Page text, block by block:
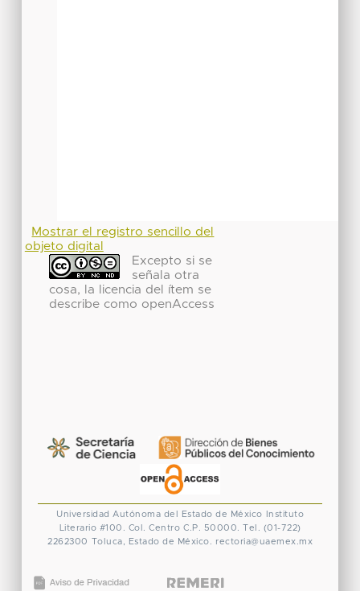
Mostrar el registro sencillo del
objeto digital
Excepto si se
señala otra
cosa, la licencia del ítem se
describe como openAccess
Universidad Autónoma del Estado de México
Instituto
Literario #100. Col. Centro C.P. 50000. Tel. (01-722)
2262300 Toluca, Estado de México. rectoria@uaemex.mx